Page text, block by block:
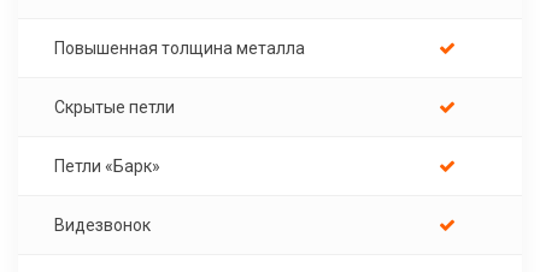
Повышенная толщина металла
Скрытые петли
Петли «Барк»
Видезвонок